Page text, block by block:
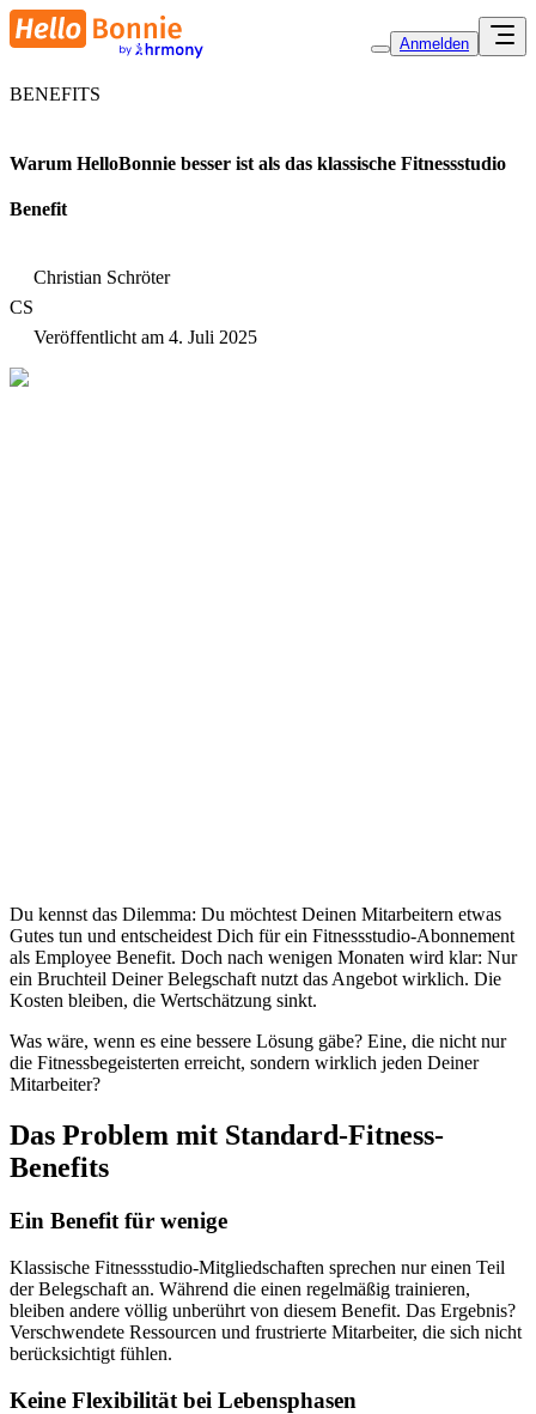
Anmelden
BENEFITS
Warum HelloBonnie besser ist als das klassische Fitnessstudio
Benefit
CS
Christian Schröter
Veröffentlicht am 4. Juli 2025
Du kennst das Dilemma: Du möchtest Deinen Mitarbeitern etwas
Gutes tun und entscheidest Dich für ein Fitnessstudio-Abonnement
als Employee Benefit. Doch nach wenigen Monaten wird klar: Nur
ein Bruchteil Deiner Belegschaft nutzt das Angebot wirklich. Die
Kosten bleiben, die Wertschätzung sinkt.
Was wäre, wenn es eine bessere Lösung gäbe? Eine, die nicht nur
die Fitnessbegeisterten erreicht, sondern wirklich jeden Deiner
Mitarbeiter?
Das Problem mit Standard-Fitness-
Benefits
Ein Benefit für wenige
Klassische Fitnessstudio-Mitgliedschaften sprechen nur einen Teil
der Belegschaft an. Während die einen regelmäßig trainieren,
bleiben andere völlig unberührt von diesem Benefit. Das Ergebnis?
Verschwendete Ressourcen und frustrierte Mitarbeiter, die sich nicht
berücksichtigt fühlen.
Keine Flexibilität bei Lebensphasen